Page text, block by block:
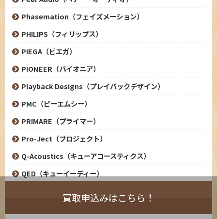
Phasemation（フェイズメーション）
PHILIPS（フィリップス）
PIEGA（ピエガ）
PIONEER（パイオニア）
Playback Designs（プレイバックデザイン）
PMC（ピーエムシー）
PRIMARE（プライマー）
Pro-Ject（プロジェクト）
Q-Acoustics（キューアコースティクス）
QED（キューイーディー）
買取申込みはこちら！